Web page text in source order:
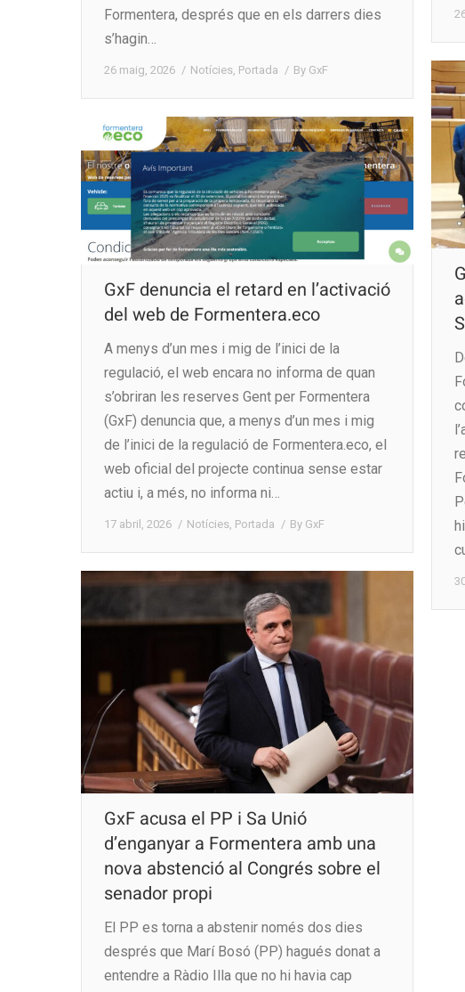
Formentera, després que en els darrers dies
s’hagin…
26 maig, 2026 Notícies Portada By GxF
GxF denuncia el retard en l’activació
del web de Formentera.eco
A menys d’un mes i mig de l’inici de la
regulació, el web encara no informa de quan
s’obriran les reserves Gent per Formentera
(GxF) denuncia que, a menys d’un mes i mig
de l’inici de la regulació de Formentera.eco, el
web oficial del projecte continua sense estar
actiu i, a més, no informa ni…
17 abril, 2026 Notícies Portada By GxF
GxF acusa el PP i Sa Unió
d’enganyar a Formentera amb una
nova abstenció al Congrés sobre el
senador propi
El PP es torna a abstenir només dos dies
després que Marí Bosó (PP) hagués donat a
entendre a Ràdio Illa que no hi havia cap